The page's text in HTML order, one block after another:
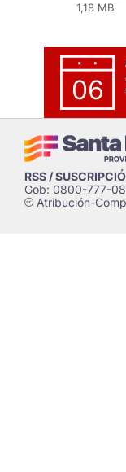
1,18 MB
06
RSS /
Gob: 0800-777-
cAtribución-